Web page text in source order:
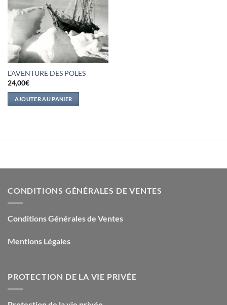
L’AVENTURE DES POLES
24,00€
AJOUTER AU PANIER
CONDITIONS GÉNÉRALES DE VENTES
Conditions Générales de Ventes
Mentions Légales
PROTECTION DE LA VIE PRIVÉE